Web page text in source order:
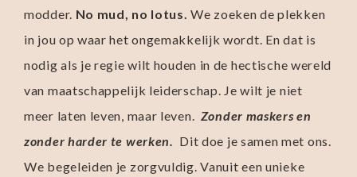
modder. No mud, no lotus. We zoeken de plekken
in jou op waar het ongemakkelijk wordt. En dat is
nodig als je regie wilt houden in de hectische wereld
van maatschappelijk leiderschap. Je wilt je niet
meer laten leven, maar leven. Zonder maskers en
zonder harder te werken. Dit doe je samen met ons.
We begeleiden je zorgvuldig. Vanuit een unieke